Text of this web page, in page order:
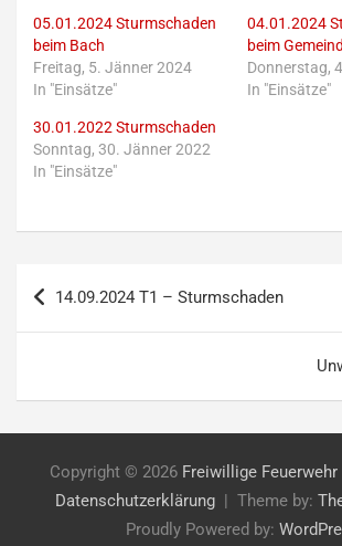
05.01.2024 Sturmschaden
beim Bach
Freitag, 5. Jänner 2024
In "Einsätze"
04.01.2024
beim
Donnerstag,
In "Einsätze"
30.01.2022 Sturmschaden
Sonntag, 30. Jänner 2022
In "Einsätze"
Beitragsnavigation
14.09.2024 T1 – Sturmschaden
Copyright © 2026 Freiwillige
Datenschutzerklärung
Theme by:
Proudly Powered by: